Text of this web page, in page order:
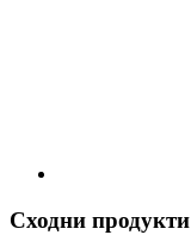
Сходни продукти